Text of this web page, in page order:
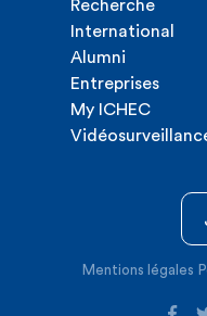
Recherche
International
Alumni
Entreprises
My ICHEC
Mentions légales